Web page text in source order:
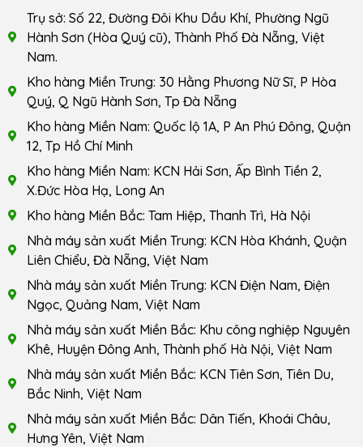
Trụ sở: Số 22, Đường Đôi Khu Dầu Khí, Phường Ngũ
Hành Sơn (Hòa Quý cũ), Thành Phố Đà Nẵng, Việt
Nam.
Kho hàng Miền Trung: 30 Hằng Phương Nữ Sĩ, P Hòa
Quý, Q Ngũ Hành Sơn, Tp Đà Nẵng
Kho hàng Miền Nam: Quốc lộ 1A, P An Phú Đông, Quận
12, Tp Hồ Chí Minh
Kho hàng Miền Nam: KCN Hải Sơn, Ấp Bình Tiền 2,
X.Đức Hòa Hạ, Long An
Kho hàng Miền Bắc: Tam Hiệp, Thanh Trì, Hà Nội
Nhà máy sản xuất Miền Trung: KCN Hòa Khánh, Quận
Liên Chiểu, Đà Nẵng, Việt Nam
Nhà máy sản xuất Miền Trung: KCN Điện Nam, Điện
Ngọc, Quảng Nam, Việt Nam
Nhà máy sản xuất Miền Bắc: Khu công nghiệp Nguyên
Khê, Huyện Đông Anh, Thành phố Hà Nội, Việt Nam
Nhà máy sản xuất Miền Bắc: KCN Tiên Sơn, Tiên Du,
Bắc Ninh, Việt Nam
Nhà máy sản xuất Miền Bắc: Dân Tiến, Khoái Châu,
Hưng Yên, Việt Nam